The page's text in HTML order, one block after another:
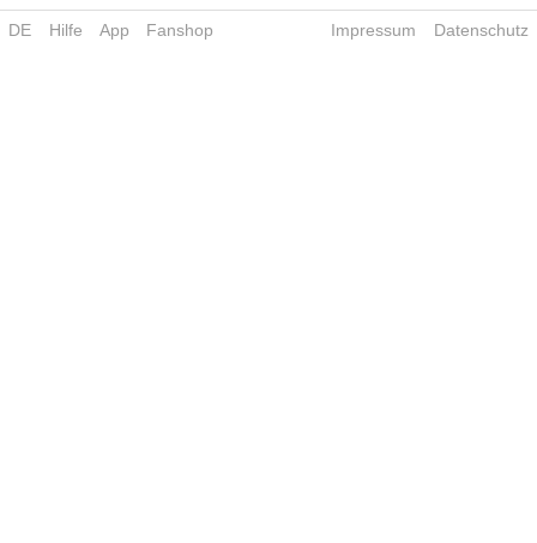
DE Hilfe App Fanshop Impressum Datenschutz